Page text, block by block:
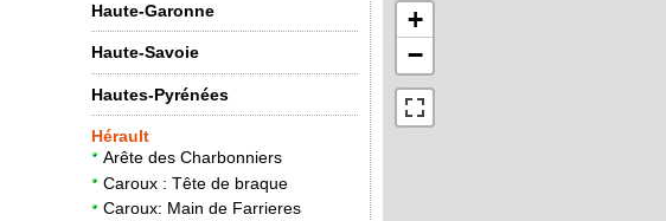
Haute-Garonne
Haute-Savoie
Hautes-Pyrénées
Hérault
Arête des Charbonniers
Caroux : Tête de braque
Caroux: Main de Farrieres
+
−